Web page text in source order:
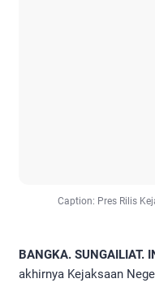
Caption: Pres Rilis
BANGKA. SUNGAILIAT.
akhirnya Kejaksaan